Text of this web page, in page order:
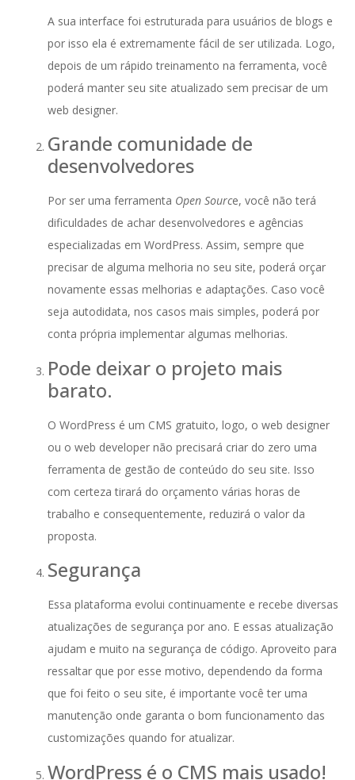
A sua interface foi estruturada para usuários de blogs e
por isso ela é extremamente fácil de ser utilizada. Logo,
depois de um rápido treinamento na ferramenta, você
poderá manter seu site atualizado sem precisar de um
web designer.
Grande comunidade de
desenvolvedores
Por ser uma ferramenta Open Source, você não terá
dificuldades de achar desenvolvedores e agências
especializadas em WordPress. Assim, sempre que
precisar de alguma melhoria no seu site, poderá orçar
novamente essas melhorias e adaptações. Caso você
seja autodidata, nos casos mais simples, poderá por
conta própria implementar algumas melhorias.
Pode deixar o projeto mais
barato.
O WordPress é um CMS gratuito, logo, o web designer
ou o web developer não precisará criar do zero uma
ferramenta de gestão de conteúdo do seu site. Isso
com certeza tirará do orçamento várias horas de
trabalho e consequentemente, reduzirá o valor da
proposta.
Segurança
Essa plataforma evolui continuamente e recebe diversas
atualizações de segurança por ano. E essas atualização
ajudam e muito na segurança de código. Aproveito para
ressaltar que por esse motivo, dependendo da forma
que foi feito o seu site, é importante você ter uma
manutenção onde garanta o bom funcionamento das
customizações quando for atualizar.
WordPress é o CMS mais usado!